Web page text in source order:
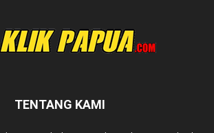
TENTANG KAMI